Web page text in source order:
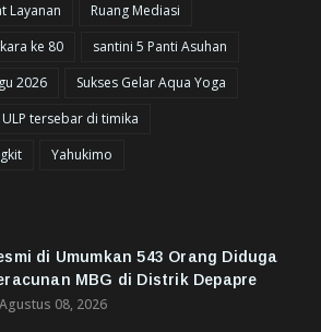
Layanan
Ruang Mediasi
ke 80
santini 5 Panti Asuhan
2026
Sukses Gelar Aqua Yoga
ULP tersebar di timika
Yahukimo
di Umumkan 543 Orang Diduga
MBG di Distrik Depapre
Agustus 08, 2026